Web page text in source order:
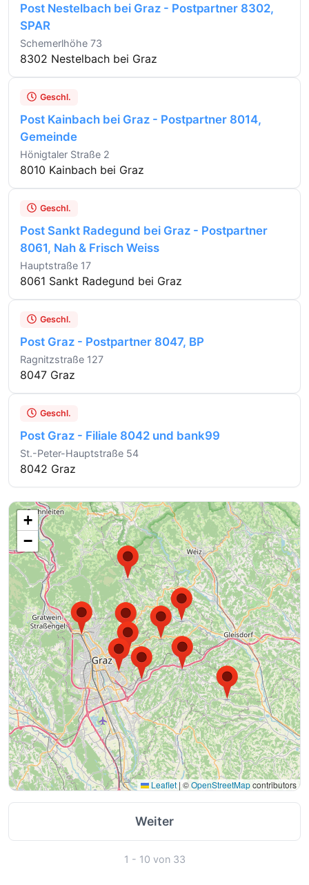
Post Nestelbach bei Graz - Postpartner 8302,
SPAR
Schemerlhöhe 73
8302 Nestelbach bei Graz
Geschl.
Post Kainbach bei Graz - Postpartner 8014,
Gemeinde
Hönigtaler Straße 2
8010 Kainbach bei Graz
Geschl.
Post Sankt Radegund bei Graz - Postpartner
8061, Nah & Frisch Weiss
Hauptstraße 17
8061 Sankt Radegund bei Graz
Geschl.
Post Graz - Postpartner 8047, BP
Ragnitzstraße 127
8047 Graz
Geschl.
Post Graz - Filiale 8042 und bank99
St.-Peter-Hauptstraße 54
8042 Graz
+
−
Leaflet | ©OpenStreetMapcontributors
Weiter
1 - 10 von 33